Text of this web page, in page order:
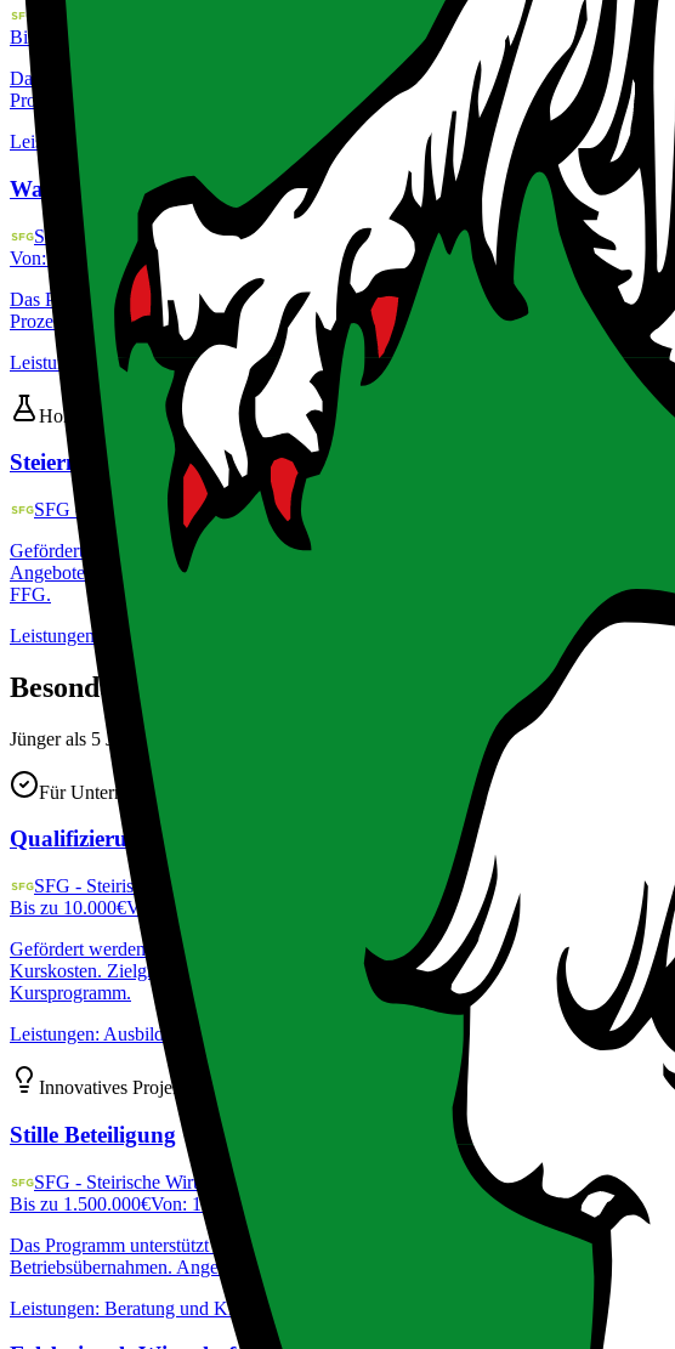
SFG - Steirische Wirtschaftsförderungsgesellschaft
Bis:
30.6.2027
Das Programm unterstützt kleine und mittlere Unternehmen (KMU) in ausgewählten
Produktions- und produktionsnahe Dienstleistungsbetriebe bei der Errichtung,
Leistungen
Finanzielle Unterstützung, Zuschuss
Wachstums!Schritt
SFG - Steirische Wirtschaftsförderungsgesellschaft
Von:
1.1.2021 Bis:
30.6.2027
Das Programm unterstützt steirische KMU im produzierenden Sektor sowie
Prozessinnovationen. Angeboten werden nicht rückzahlbare Zuschüsse.
Leistungen : Finanzielle Unterstützung, Zuschuss
Hoher Grad an technologischer Innovation & F&E erforderlich
Steiermark!Bonus
SFG - Steirische Wirtschaftsförderungsgesellschaft
Gefördert werden Forschungs- und Entwicklungsprojekte (Einzel- oder
Angeboten wird eine Aufstockung des FFG-Darlehens um 20 Prozent. Zielgruppe
FFG.
Leistungen
Aufstockung, Finanzielle Unterstützung, Kredit
Besonders geeignet für Unternehmen mittlerer Phase
Jünger als 5 Jahre oder weniger als 250 Mitarbeiter:innen bzw. weniger als 50 Mio. €
Für Unternehmen aller Innovationsstufen
Qualifizierungsoffensive Bau
SFG - Steirische Wirtschaftsförderungsgesellschaft
Bis zu 10.000€Von: 26.9.2025
Gefördert werden fachspezifische Weiterbildungen und Schulungsmaßnahmen für
Kurskosten. Zielgruppe sind kleinste bis große Unternehmen der Baubranche sowie
Kursprogramm.
Leistungen: Ausbildungskosten, Beratung und Know-how, Finanzielle Unterstützung,
Innovatives Projekt oder Geschäftsmodell erforderlich
Stille Beteiligung
SFG - Steirische Wirtschaftsförderungsgesellschaft
Bis zu 1.500.000€Von: 1.7.2025
Das Programm unterstützt etablierte, innovative Unternehmen im industriell-
Betriebsübernahmen. Angeboten wird eine stille Beteiligung als wirtschaftliches
Leistungen: Beratung und Know-how, Beteiligungskapital, Coaching und Mentoring,